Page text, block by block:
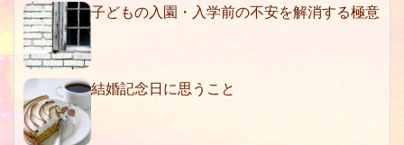
子どもの入園・入学前の不安を解消する極意
結婚記念日に思うこと